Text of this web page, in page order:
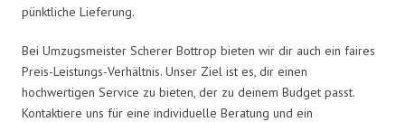
pünktliche Lieferung.
Bei Umzugsmeister Scherer Bottrop bieten wir dir auch ein faires
Preis-Leistungs-Verhältnis. Unser Ziel ist es, dir einen
hochwertigen Service zu bieten, der zu deinem Budget passt.
Kontaktiere uns für eine individuelle Beratung und ein